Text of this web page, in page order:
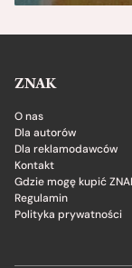
ZNAK
O nas
Dla autorów
Dla reklamodawców
Kontakt
Gdzie mogę kupić
Regulamin
Polityka prywatności